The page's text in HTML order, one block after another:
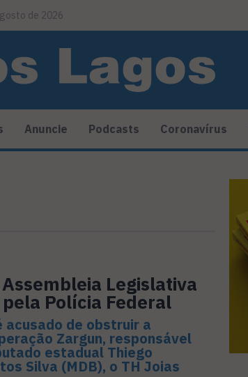
de 2026
Anuncie Podcasts Coronavírus
Legislativa
Polícia Federal
acusado de obstruir a
Zargun, responsável
estadual Thiego
Silva (MDB), o TH Joias